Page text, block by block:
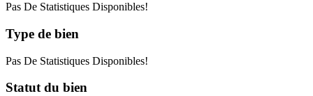
Pas De Statistiques Disponibles!
Type de bien
Pas De Statistiques Disponibles!
Statutdu bien